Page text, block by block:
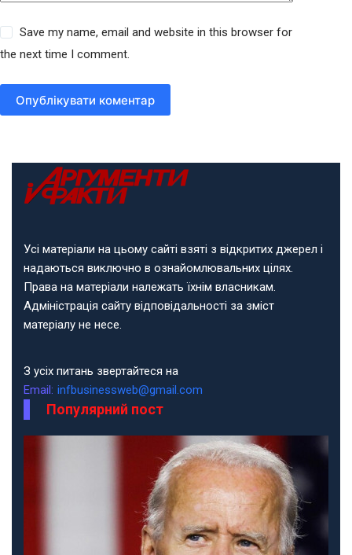
Save my name, email and website in this browser for
the next time I comment.
Опублікувати коментар
Усі матеріали на цьому сайті взяті з відкритих джерел і
надаються виключно в ознайомлювальних цілях.
Права на матеріали належать їхнім власникам.
Адміністрація сайту відповідальності за зміст
матеріалу не несе.
З усіх питань звертайтеся на
Email: infbusinessweb@gmail.com
Популярний пост